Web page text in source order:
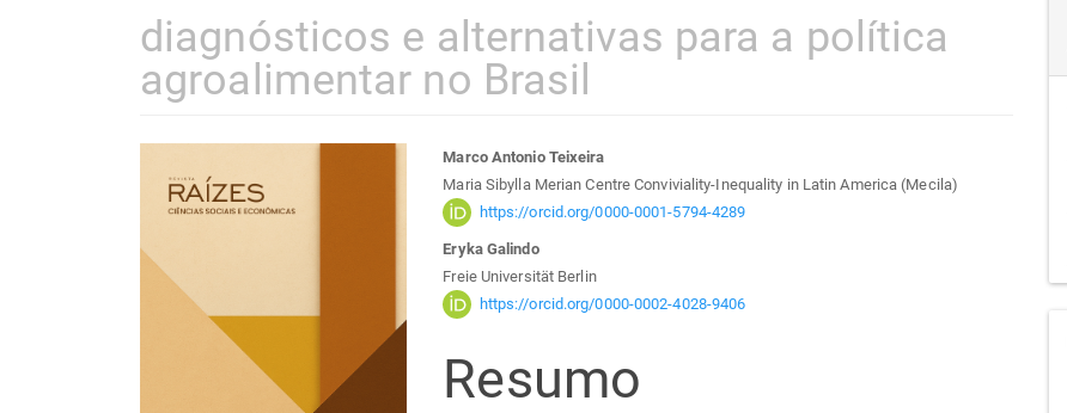
diagnósticos e alternativas para a política
agroalimentar no Brasil
Barra
lateral
de
artigos
Conteúdo
do
artigo
principal
Marco Antonio Teixeira
Maria Sibylla Merian Centre Conviviality-Inequality in Latin America (Mecila)
https://orcid.org/0000-0001-5794-4289
Eryka Galindo
Freie Universität Berlin
https://orcid.org/0000-0002-4028-9406
Resumo